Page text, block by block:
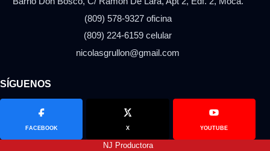
(809) 578-9327 oficina
(809) 224-6159 celular
nicolasgrullon@gmail.com
SÍGUENOS
FACEBOOK X YOUTUBE
NJ Productora